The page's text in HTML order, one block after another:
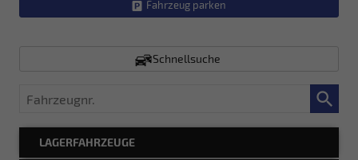
Fahrzeug parken
Schnellsuche
Fahrzeugnr.
LAGERFAHRZEUGE